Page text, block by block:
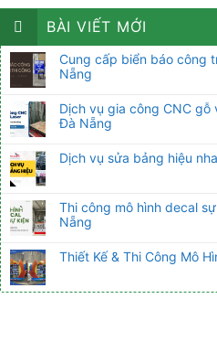
BÀI VIẾT MỚI
Cung cấp biển báo công
Nẵng
Dịch vụ gia công CNC
Đà Nẵng
Dịch vụ sửa bảng hiệu
Thi công mô hình decal
Nẵng
Thiết Kế & Thi Công Mô